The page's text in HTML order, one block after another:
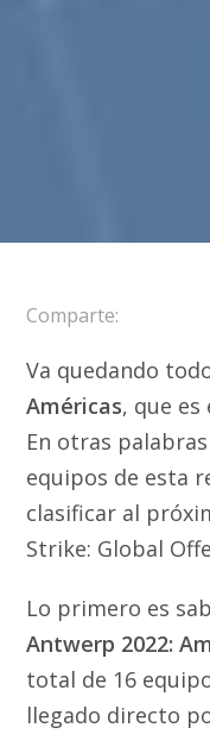
Comparte:
Va quedando
Américas, que es
En otras
equipos de esta
clasificar al
Strike: Global
Lo primero es
Antwerp 2022:
total de 16
llegado directo